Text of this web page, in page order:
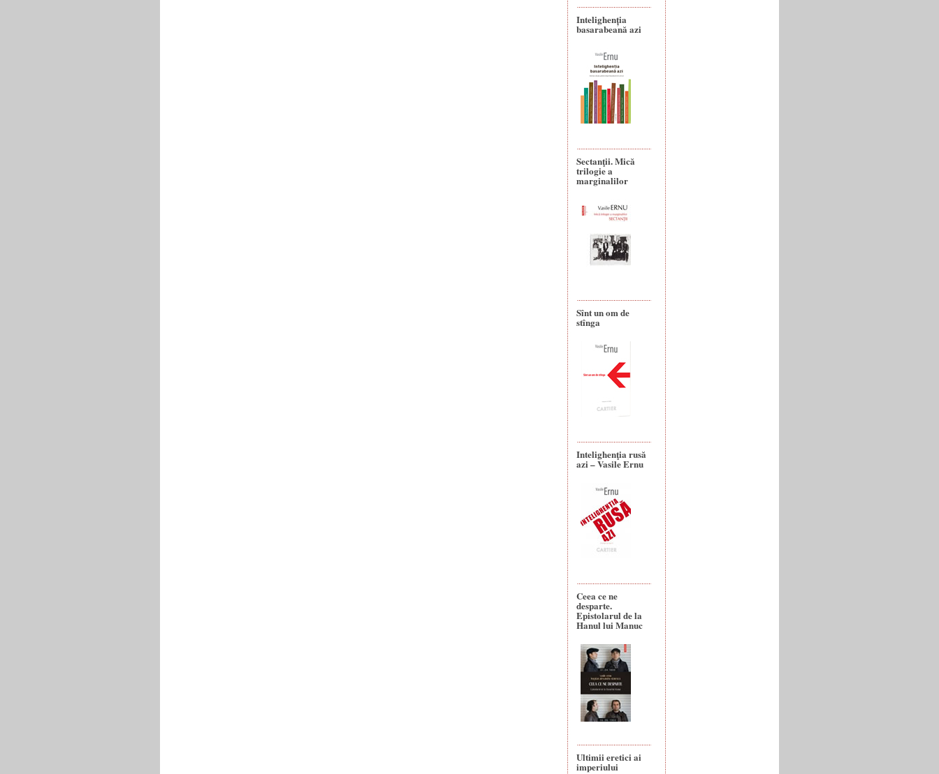
Intelighenția
basarabeană azi
Sectanţii. Mică
trilogie a
marginalilor
Sînt un om de
stînga
Intelighenţia rusă
azi – Vasile Ernu
Ceea ce ne
desparte.
Epistolarul de la
Hanul lui Manuc
Ultimii eretici ai
imperiului